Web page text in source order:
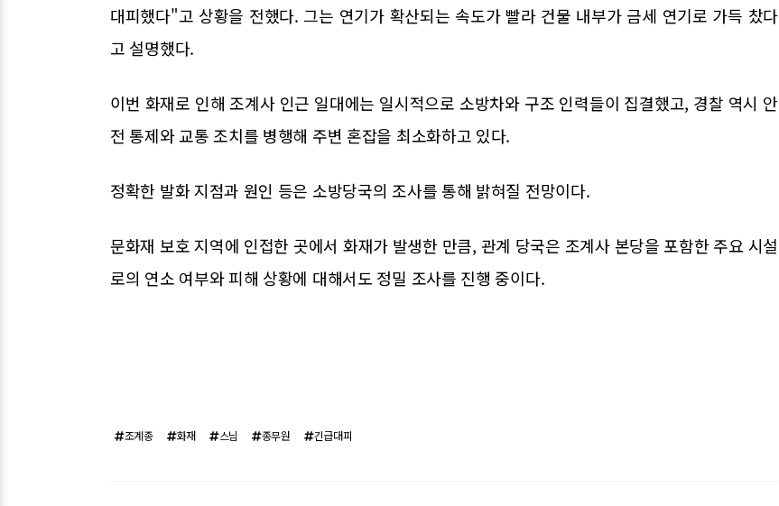
대피했다"고 상황을 전했다. 그는 연기가 확산되는 속도가 빨라 건물 내부가 금세 연기로 가득 찼다
고 설명했다.
이번 화재로 인해 조계사 인근 일대에는 일시적으로 소방차와 구조 인력들이 집결했고, 경찰 역시 안
전 통제와 교통 조치를 병행해 주변 혼잡을 최소화하고 있다.
정확한 발화 지점과 원인 등은 소방당국의 조사를 통해 밝혀질 전망이다.
문화재 보호 지역에 인접한 곳에서 화재가 발생한 만큼, 관계 당국은 조계사 본당을 포함한 주요 시설
로의 연소 여부와 피해 상황에 대해서도 정밀 조사를 진행 중이다.
조계종 화재 스님 종무원 긴급대피